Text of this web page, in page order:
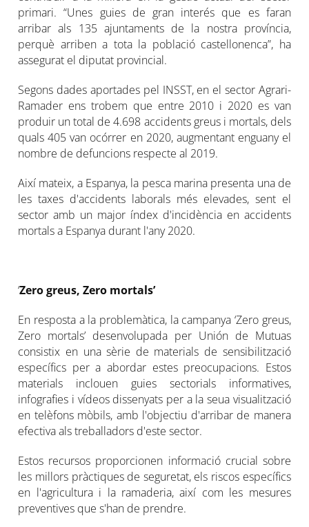
primari. “Unes guies de gran interés que es faran
arribar als 135 ajuntaments de la nostra província,
perquè arriben a tota la població castellonenca”, ha
assegurat el diputat provincial.
Segons dades aportades pel INSST, en el sector Agrari-
Ramader ens trobem que entre 2010 i 2020 es van
produir un total de 4.698 accidents greus i mortals, dels
quals 405 van ocórrer en 2020, augmentant enguany el
nombre de defuncions respecte al 2019.
Així mateix, a Espanya, la pesca marina presenta una de
les taxes d'accidents laborals més elevades, sent el
sector amb un major índex d'incidència en accidents
mortals a Espanya durant l'any 2020.
‘Zero greus, Zero mortals’
En resposta a la problemàtica, la campanya ‘Zero greus,
Zero mortals’ desenvolupada per Unión de Mutuas
consistix en una sèrie de materials de sensibilització
específics per a abordar estes preocupacions. Estos
materials inclouen guies sectorials informatives,
infografies i vídeos dissenyats per a la seua visualització
en telèfons mòbils, amb l'objectiu d'arribar de manera
efectiva als treballadors d'este sector.
Estos recursos proporcionen informació crucial sobre
les millors pràctiques de seguretat, els riscos específics
en l'agricultura i la ramaderia, així com les mesures
preventives que s'han de prendre.